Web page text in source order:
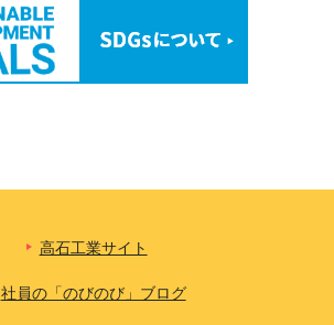
高石工業サイト
社員の「のびのび」ブログ